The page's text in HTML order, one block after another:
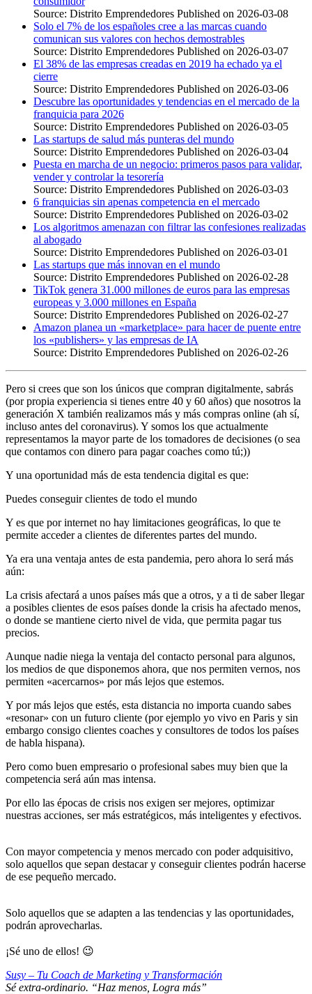
Source: Distrito Emprendedores Published on 2026-03-08
Solo el 7% de los españoles cree a las marcas cuando
comunican sus valores con hechos demostrables
Source: Distrito Emprendedores Published on 2026-03-07
El 38% de las empresas creadas en 2019 ha echado ya el
cierre
Source: Distrito Emprendedores Published on 2026-03-06
Descubre las oportunidades y tendencias en el mercado de la
franquicia para 2026
Source: Distrito Emprendedores Published on 2026-03-05
Las startups de salud más punteras del mundo
Source: Distrito Emprendedores Published on 2026-03-04
Puesta en marcha de un negocio: primeros pasos para validar,
vender y controlar la tesorería
Source: Distrito Emprendedores Published on 2026-03-03
6 franquicias sin apenas competencia en el mercado
Source: Distrito Emprendedores Published on 2026-03-02
Los algoritmos amenazan con filtrar las confesiones realizadas
al abogado
Source: Distrito Emprendedores Published on 2026-03-01
Las startups que más innovan en el mundo
Source: Distrito Emprendedores Published on 2026-02-28
TikTok genera 31.000 millones de euros para las empresas
europeas y 3.000 millones en España
Source: Distrito Emprendedores Published on 2026-02-27
Amazon planea un «marketplace» para hacer de puente entre
los «publishers» y las empresas de IA
Source: Distrito Emprendedores Published on 2026-02-26
Pero si crees que son los únicos que compran digitalmente, sabrás
(por propia experiencia si tienes entre 40 y 60 años) que nosotros la
generación X también realizamos más y más compras online (ah sí,
incluso antes del coronavirus). Y somos los que actualmente
representamos la mayor parte de los tomadores de decisiones (o sea
que contamos con dinero para pagar coaches como tú;))
Y una oportunidad más de esta tendencia digital es que:
Puedes conseguir clientes de todo el mundo
Y es que por internet no hay limitaciones geográficas, lo que te
permite acceder a clientes de diferentes partes del mundo.
Ya era una ventaja antes de esta pandemia, pero ahora lo será más
aún:
La crisis afectará a unos países más que a otros, y a ti de saber llegar
a posibles clientes de esos países donde la crisis ha afectado menos,
o donde se mantiene cierto nivel de vida, que permita pagar tus
precios.
Aunque nadie niega la ventaja del contacto personal para algunos,
los medios de que disponemos ahora, que nos permiten vernos, nos
permiten «acercarnos» por más lejos que estemos.
Y por más lejos que estés, esta distancia no importa cuando sabes
«resonar» con un futuro cliente (por ejemplo yo vivo en Paris y sin
embargo consigo clientes coaches y consultores de todos los países
de habla hispana).
Pero como buen empresario o profesional sabes muy bien que la
competencia será aún mas intensa.
Por ello las épocas de crisis nos exigen ser mejores, optimizar
nuestras acciones, ser más estratégicos, más inteligentes y efectivos.
Con mayor competencia y menos mercado con poder adquisitivo,
solo aquellos que sepan destacar y conseguir clientes podrán hacerse
de ese pequeño mercado.
Solo aquellos que se adapten a las tendencias y las oportunidades,
podrán aprovecharlas.
¡Sé uno de ellos! 😉
Susy – Tu Coach de Marketing y Transformación
Sé extra-ordinario. “Haz menos, Logra más”